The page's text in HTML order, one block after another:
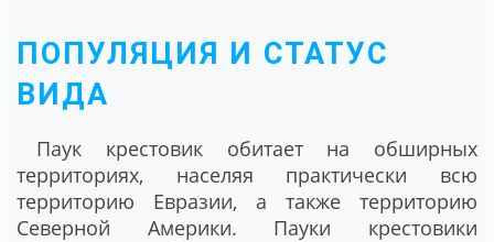
ПОПУЛЯЦИЯ И СТАТУС
ВИДА
Паук крестовик обитает на обширных
территориях, населяя практически всю
территорию Евразии, а также территорию
Северной Америки. Пауки крестовики